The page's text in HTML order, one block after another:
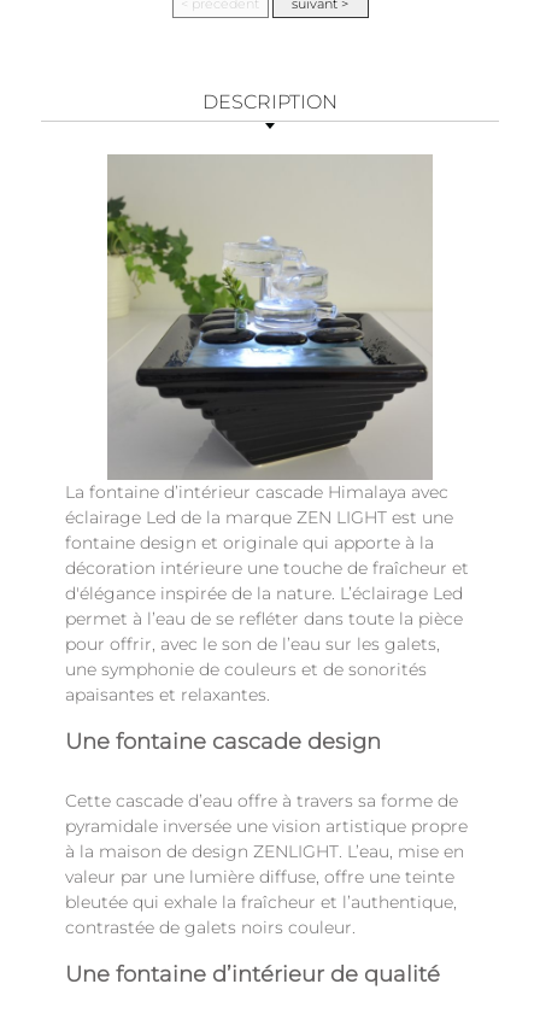
DESCRIPTION
La fontaine d’intérieur cascade Himalaya avec
éclairage Led de la marque ZEN LIGHT est une
fontaine design et originale qui apporte à la
décoration intérieure une touche de fraîcheur et
d'élégance inspirée de la nature. L’éclairage Led
permet à l’eau de se refléter dans toute la pièce
pour offrir, avec le son de l’eau sur les galets,
une symphonie de couleurs et de sonorités
apaisantes et relaxantes.
Une fontaine cascade design
Cette cascade d’eau offre à travers sa forme de
pyramidale inversée une vision artistique propre
à la maison de design ZENLIGHT. L’eau, mise en
valeur par une lumière diffuse, offre une teinte
bleutée qui exhale la fraîcheur et l’authentique,
contrastée de galets noirs couleur.
Une fontaine d’intérieur de qualité